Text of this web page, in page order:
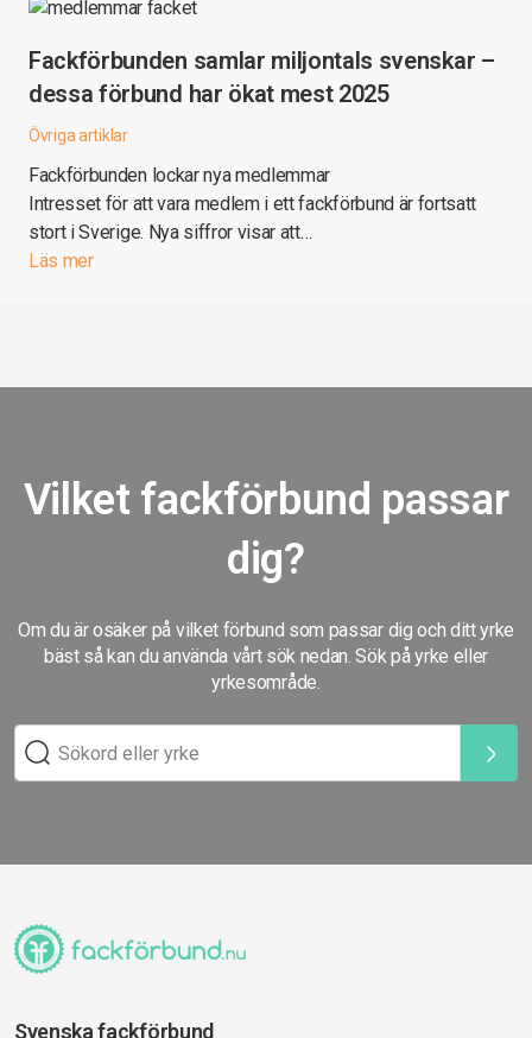
Fackförbunden samlar miljontals svenskar –
dessa förbund har ökat mest 2025
Övriga artiklar
Fackförbunden lockar nya medlemmar
Intresset för att vara medlem i ett fackförbund är fortsatt
stort i Sverige. Nya siffror visar att…
Läs mer
Vilket fackförbund passar
dig?
Om du är osäker på vilket förbund som passar dig och ditt yrke
bäst så kan du använda vårt sök nedan. Sök på yrke eller
yrkesområde.
Svenska fackförbund